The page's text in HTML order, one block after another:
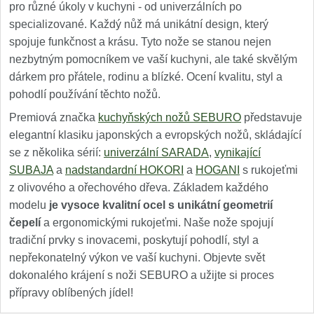
pro různé úkoly v kuchyni - od univerzálních po
specializované. Každý nůž má unikátní design, který
spojuje funkčnost a krásu. Tyto nože se stanou nejen
nezbytným pomocníkem ve vaší kuchyni, ale také skvělým
dárkem pro přátele, rodinu a blízké. Ocení kvalitu, styl a
pohodlí používání těchto nožů.
Premiová značka kuchyňských nožů SEBURO představuje
elegantní klasiku japonských a evropských nožů, skládající
se z několika sérií: univerzální SARADA, vynikající
SUBAJA a nadstandardní HOKORI a HOGANI
s rukojeťmi
z olivového a ořechového dřeva. Základem každého
modelu je vysoce kvalitní ocel s unikátní geometrií
čepelí a ergonomickými rukojeťmi. Naše nože spojují
tradiční prvky s inovacemi, poskytují pohodlí, styl a
nepřekonatelný výkon ve vaší kuchyni. Objevte svět
dokonalého krájení s noži SEBURO a užijte si proces
přípravy oblíbených jídel!